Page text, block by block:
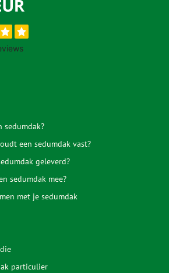
sedumdak?
een sedumdak vast?
geleverd?
sedumdak mee?
met je sedumdak
particulier